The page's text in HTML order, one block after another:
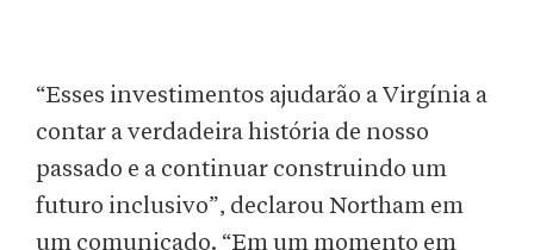
“Esses investimentos ajudarão a Virgínia a
contar a verdadeira história de nosso
passado e a continuar construindo um
futuro inclusivo”, declarou Northam em
um comunicado. “Em um momento em